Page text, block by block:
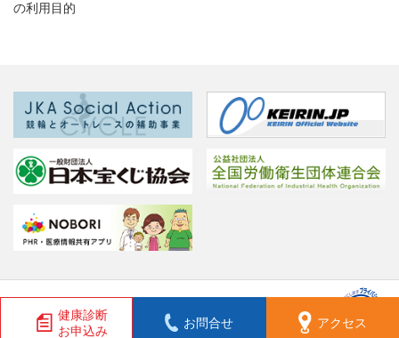
健康診断
お申込み
お問合せ アクセス
の利用目的
Copyright © 2023 一般財団法人 岐阜健康管理センター